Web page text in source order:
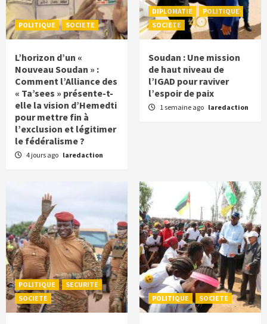
POLITIQUE SOCIETE
L’horizon d’un «
Nouveau Soudan » :
Comment l’Alliance des
« Ta’sees » présente-t-
elle la vision d’Hemedti
pour mettre fin à
l’exclusion et légitimer
le fédéralisme ?
4 jours ago laredaction
DIPLOMATIE
POLITIQUE
SOCIETE
Soudan : Une mission
de haut niveau de
l’IGAD pour raviver
l’espoir de paix
1 semaine ago laredaction
POLITIQUE
SECURITE
SOCIETE
POLITIQUE SOCIETE